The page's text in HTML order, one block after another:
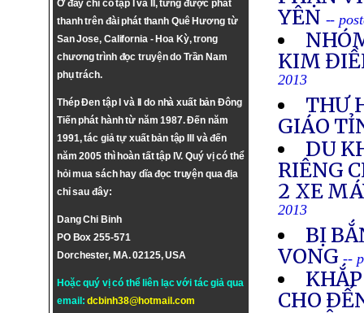
Ở đây chỉ có tập I và II, từng được phát
thanh trên đài phát thanh Quê Hương từ
San Jose, California - Hoa Kỳ, trong
chương trình đọc truyện do Trần Nam
phụ trách.
Thép Đen tập I và II do nhà xuất bản Đông
Tiến phát hành từ năm 1987. Đến năm
1991, tác giả tự xuất bản tập III và đến
năm 2005 thì hoàn tất tập IV. Quý vị có thể
hỏi mua sách hay dĩa đọc truyện qua địa
chỉ sau đây:
Dang Chi Binh
PO Box 255-571
Dorchester, MA. 02125, USA
Hoặc quý vị có thể liên lạc với tác giả qua
email:dcbinh38@hotmail.com
YÊN --
KIM
2013
THƯ
GIÁO
DU
RIÊNG
2 XE
2013
BỊ
VONG --
CHO